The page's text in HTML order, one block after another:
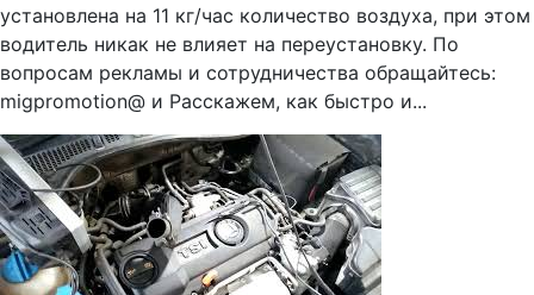
установлена на 11 кг/час количество воздуха, при этом
водитель никак не влияет на переустановку. По
вопросам рекламы и сотрудничества обращайтесь:
migpromotion@ и Расскажем, как быстро и...